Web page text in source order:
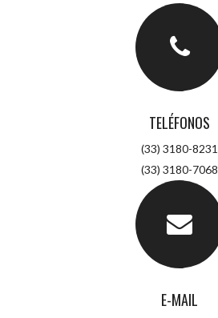
TELÉFONOS
(33) 3180-8231
(33) 3180-7068
E-MAIL